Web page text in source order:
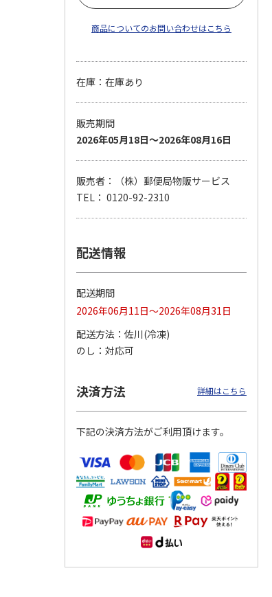
手】グリーティング
円…
5,500円
(送料別) (送料別)
商品についてのお問い合わせはこちら
在庫：在庫あり
販売期間
2026年05月18日～2026年08月16日
販売者：（株）郵便局物販サービス
TEL： 0120-92-2310
配送情報
配送期間
2026年06月11日～2026年08月31日
配送方法
佐川(冷凍)
のし
対応可
決済方法 詳細はこちら
下記の決済方法がご利用頂けます。